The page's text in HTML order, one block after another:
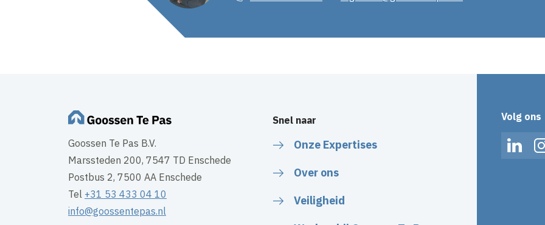
Goossen Te Pas B.V.
Marssteden 200, 7547 TD Enschede
Postbus 2, 7500 AA Enschede
Tel +31 53 433 04 10
info@goossentepas.nl
Snel naar
Onze Expertises
Over ons
Veiligheid
Volg ons